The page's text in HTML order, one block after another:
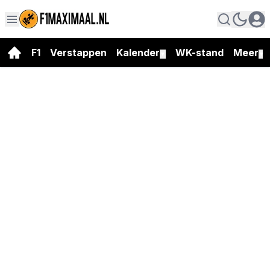
F1 Verstappen Kalender WK-stand Meer